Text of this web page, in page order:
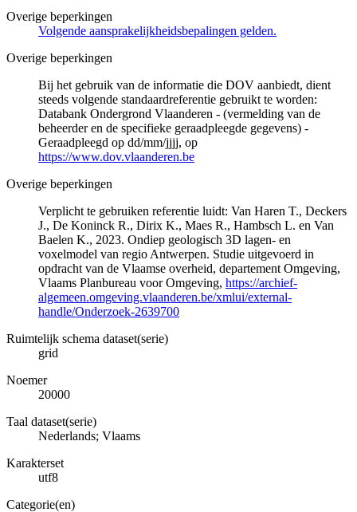
Overige beperkingen
Volgende aansprakelijkheidsbepalingen gelden.
Overige beperkingen
Bij het gebruik van de informatie die DOV aanbiedt, dient
steeds volgende standaardreferentie gebruikt te worden:
Databank Ondergrond Vlaanderen - (vermelding van de
beheerder en de specifieke geraadpleegde gegevens) -
Geraadpleegd op dd/mm/jjjj, op
https://www.dov.vlaanderen.be
Overige beperkingen
Verplicht te gebruiken referentie luidt: Van Haren T., Deckers
J., De Koninck R., Dirix K., Maes R., Hambsch L. en Van
Baelen K., 2023. Ondiep geologisch 3D lagen- en
voxelmodel van regio Antwerpen. Studie uitgevoerd in
opdracht van de Vlaamse overheid, departement Omgeving,
Vlaams Planbureau voor Omgeving, https://archief-
algemeen.omgeving.vlaanderen.be/xmlui/external-
handle/Onderzoek-2639700
Ruimtelijk schema dataset(serie)
grid
Noemer
20000
Taal dataset(serie)
Nederlands; Vlaams
Karakterset
utf8
Categorie(en)